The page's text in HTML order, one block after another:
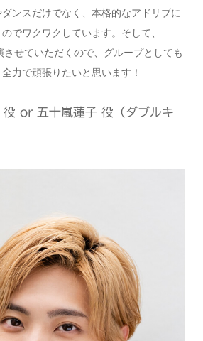
ンスだけでなく、本格的なアドリブに
でワクワクしています。そして、
せていただくので、グループとしても
力で頑張りたいと思います！
役 or 五十嵐蓮子 役（ダブルキ